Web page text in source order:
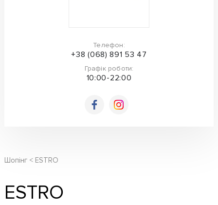
Телефон:
+38 (068) 891 53 47
Графік роботи:
10:00-22:00
Шопінг ESTRO
ESTRO